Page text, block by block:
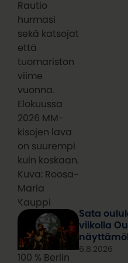
Rautio
hurmasi
sekä katsojat
että
tuomariston
viime
vuonna.
Elokuussa
2026 MM-
kisojen lava
on suurempi
kuin koskaan.
Kuva: Roosa-
Maria
Kauppi
100 % Berlin
Sata
viikolla
6.8.2026